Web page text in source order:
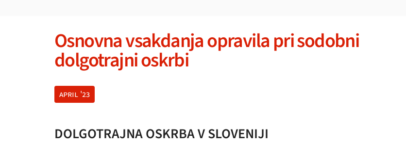
Osnovna vsakdanja opravila pri sodobni
dolgotrajni oskrbi
april '23
DOLGOTRAJNA OSKRBA V SLOVENIJI